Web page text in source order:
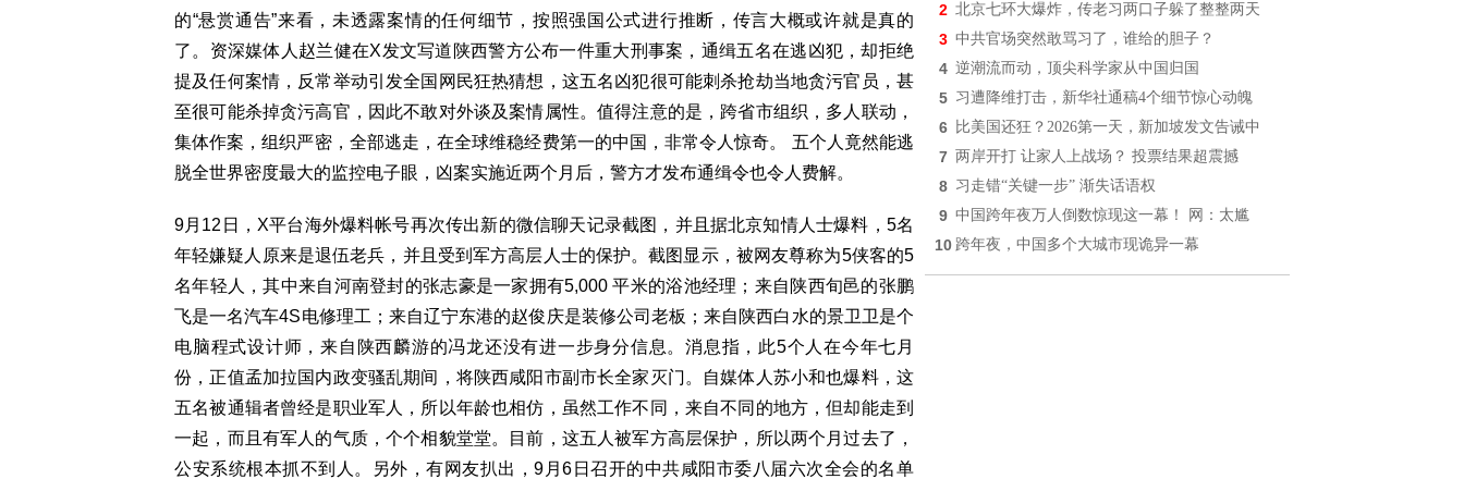
的“悬赏通告”来看，未透露案情的任何细节，按照强国公式进行推断，传言大概或许就是真的
了。资深媒体人赵兰健在X发文写道陕西警方公布一件重大刑事案，通缉五名在逃凶犯，却拒绝
提及任何案情，反常举动引发全国网民狂热猜想，这五名凶犯很可能刺杀抢劫当地贪污官员，甚
至很可能杀掉贪污高官，因此不敢对外谈及案情属性。值得注意的是，跨省市组织，多人联动，
集体作案，组织严密，全部逃走，在全球维稳经费第一的中国，非常令人惊奇。 五个人竟然能逃
脱全世界密度最大的监控电子眼，凶案实施近两个月后，警方才发布通缉令也令人费解。
9月12日，X平台海外爆料帐号再次传出新的微信聊天记录截图，并且据北京知情人士爆料，5名
年轻嫌疑人原来是退伍老兵，并且受到军方高层人士的保护。截图显示，被网友尊称为5侠客的5
名年轻人，其中来自河南登封的张志豪是一家拥有5,000 平米的浴池经理；来自陕西旬邑的张鹏
飞是一名汽车4S电修理工；来自辽宁东港的赵俊庆是装修公司老板；来自陕西白水的景卫卫是个
电脑程式设计师，来自陕西麟游的冯龙还没有进一步身分信息。消息指，此5个人在今年七月
份，正值孟加拉国内政变骚乱期间，将陕西咸阳市副市长全家灭门。自媒体人苏小和也爆料，这
五名被通辑者曾经是职业军人，所以年龄也相仿，虽然工作不同，来自不同的地方，但却能走到
一起，而且有军人的气质，个个相貌堂堂。目前，这五人被军方高层保护，所以两个月过去了，
公安系统根本抓不到人。另外，有网友扒出，9月6日召开的中共咸阳市委八届六次全会的名单
2 北京七环大爆炸，传老习两口子躲了整整两天
3 中共官场突然敢骂习了，谁给的胆子？
4 逆潮流而动，顶尖科学家从中国归国
5 习遭降维打击，新华社通稿4个细节惊心动魄
6 比美国还狂？2026第一天，新加坡发文告诫中
7 两岸开打 让家人上战场？ 投票结果超震撼
8 习走错“关键一步” 渐失话语权
9 中国跨年夜万人倒数惊现这一幕！ 网：太尴
10 跨年夜，中国多个大城市现诡异一幕